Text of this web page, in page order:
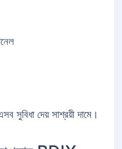
দেয় সাশ্রয়ী দামে।